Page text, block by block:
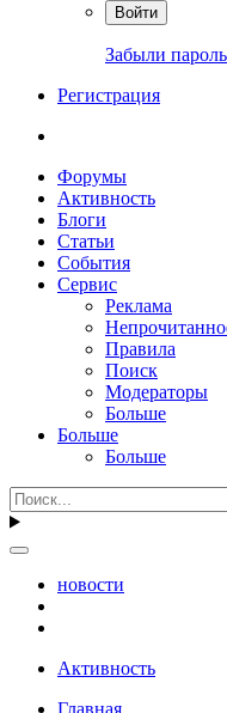
Войти
Забыли
Регистрация
Форумы
Активность
Блоги
Статьи
События
Сервис
Реклама
Правила
Поиск
Модераторы
Больше
Больше
Больше
новости
Активность
Главная